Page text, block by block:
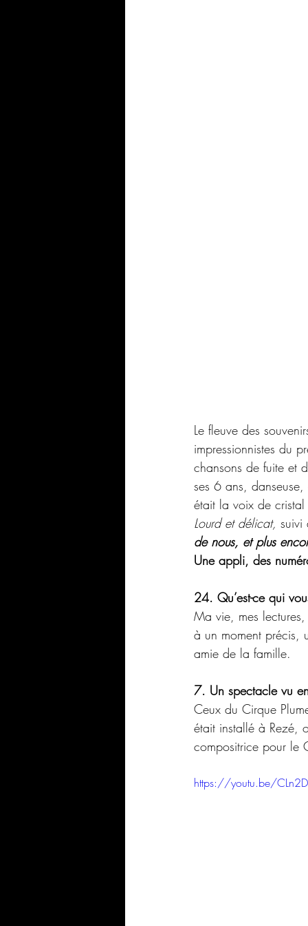
Le fleuve des
impressionnistes du
chansons de fuite et
ses 6 ans,
était la voix de
Lourd et délicat, suivi
de nous, et plus
Une appli, des
24. Qu’est-ce qui
Ma vie, mes
à un moment précis,
amie de la famille.
7. Un spectacle vu
Ceux du Cirque
était installé à Rezé,
compositrice pour le
https://youtu.be/